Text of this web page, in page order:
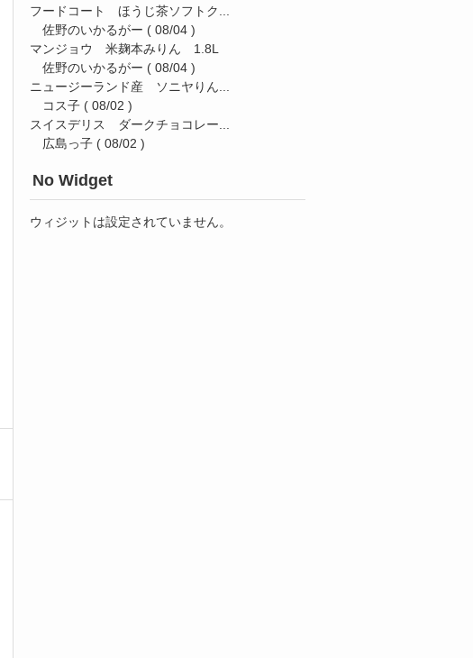
フードコート ほうじ茶ソフトク...
佐野のいかるがー ( 08/04 )
マンジョウ 米麹本みりん 1.8L
佐野のいかるがー ( 08/04 )
ニュージーランド産 ソニヤりん...
コス子 ( 08/02 )
スイスデリス ダークチョコレー...
広島っ子 ( 08/02 )
No Widget
ウィジットは設定されていません。